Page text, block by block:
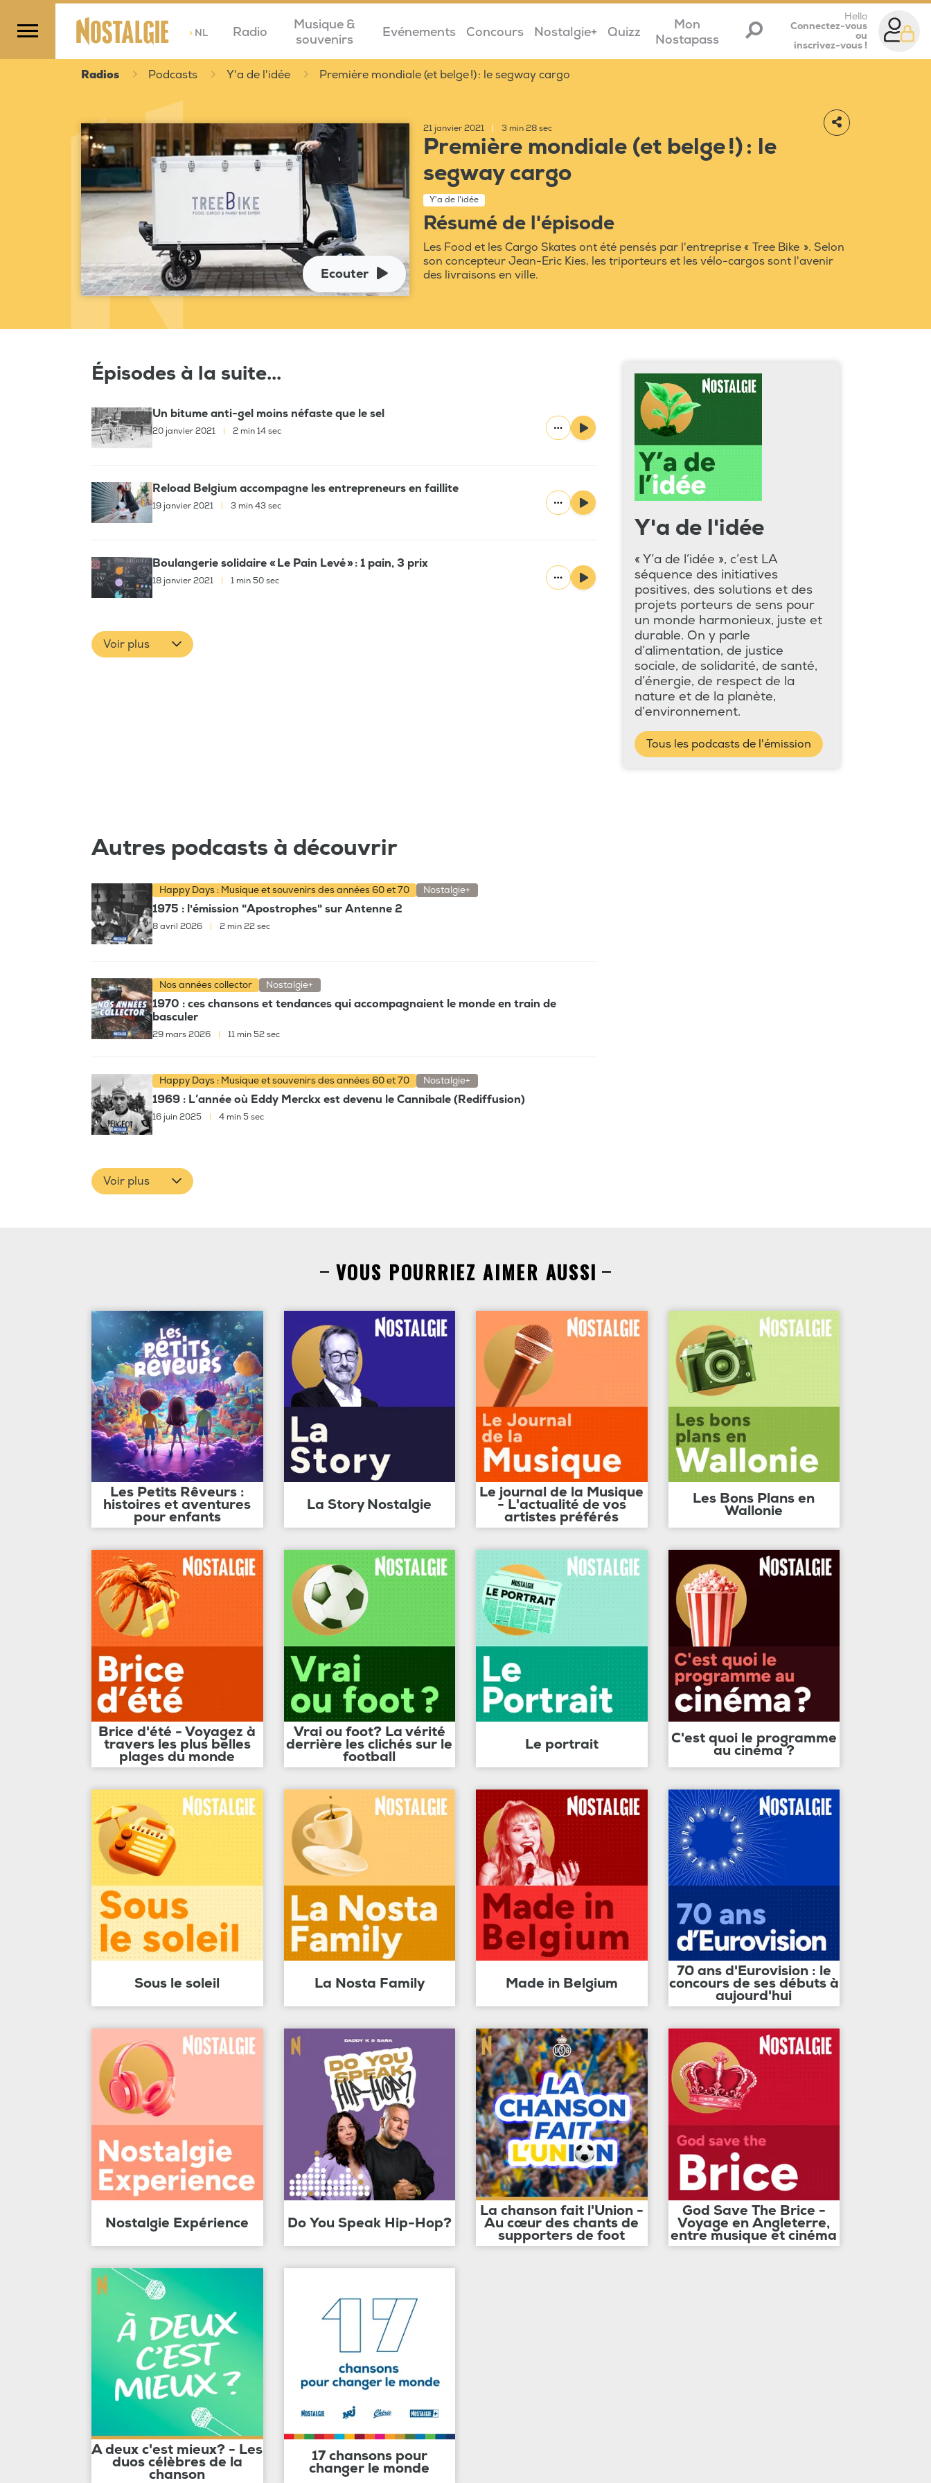
>NL Radio
Musique &
souvenirs
Evénements Concours Nostalgie+ Quizz
Mon
Nostapass
Hello
Connectez-vous
ou
inscrivez-vous !
Radios Podcasts Y'a de l'idée Première mondiale (et belge !) : le segway cargo
Ecouter
21 janvier 2021 3 min 28 sec
Première mondiale (et belge !) : le
segway cargo
Y'a de l'idée
Résumé de l'épisode
Les Food et les Cargo Skates ont été pensés par l'entreprise « Tree Bike ». Selon
son concepteur Jean-Eric Kies, les triporteurs et les vélo-cargos sont l'avenir
des livraisons en ville.
Épisodes à la suite...
Un bitume anti-gel moins néfaste que le sel
20 janvier 2021 2 min 14 sec
Reload Belgium accompagne les entrepreneurs en faillite
19 janvier 2021 3 min 43 sec
Boulangerie solidaire « Le Pain Levé » : 1 pain, 3 prix
18 janvier 2021 1 min 50 sec
Voir plus
Y'a de l'idée
« Y’a de l’idée », c’est LA
séquence des initiatives
positives, des solutions et des
projets porteurs de sens pour
un monde harmonieux, juste et
durable. On y parle
d’alimentation, de justice
sociale, de solidarité, de santé,
d’énergie, de respect de la
nature et de la planète,
d’environnement.
Tous les podcasts de l'émission
Autres podcasts à découvrir
Happy Days : Musique et souvenirs des années 60 et 70 Nostalgie+
1975 : l'émission "Apostrophes" sur Antenne 2
8 avril 2026 2 min 22 sec
Nos années collector Nostalgie+
1970 : ces chansons et tendances qui accompagnaient le monde en train de
basculer
29 mars 2026 11 min 52 sec
Happy Days : Musique et souvenirs des années 60 et 70 Nostalgie+
1969 : L’année où Eddy Merckx est devenu le Cannibale (Rediffusion)
16 juin 2025 | 4 min 5 sec
Voir plus
VOUS POURRIEZ AIMER AUSSI
Les Petits Rêveurs :
histoires et aventures
pour enfants
La Story Nostalgie
Le journal de la Musique
- L'actualité de vos
artistes préférés
Les Bons Plans en
Wallonie
Brice d'été - Voyagez à
travers les plus belles
plages du monde
Vrai ou foot? La vérité
derrière les clichés sur le
football
Le portrait C'est quoi le programme
au cinéma ?
Sous le soleil La Nosta Family Made in Belgium
70 ans d'Eurovision : le
concours de ses débuts à
aujourd'hui
Nostalgie Expérience Do You Speak Hip-Hop?
La chanson fait l'Union -
Au cœur des chants de
supporters de foot
God Save The Brice -
Voyage en Angleterre,
entre musique et cinéma
A deux c'est mieux? - Les
duos célèbres de la
chanson
17 chansons pour
changer le monde